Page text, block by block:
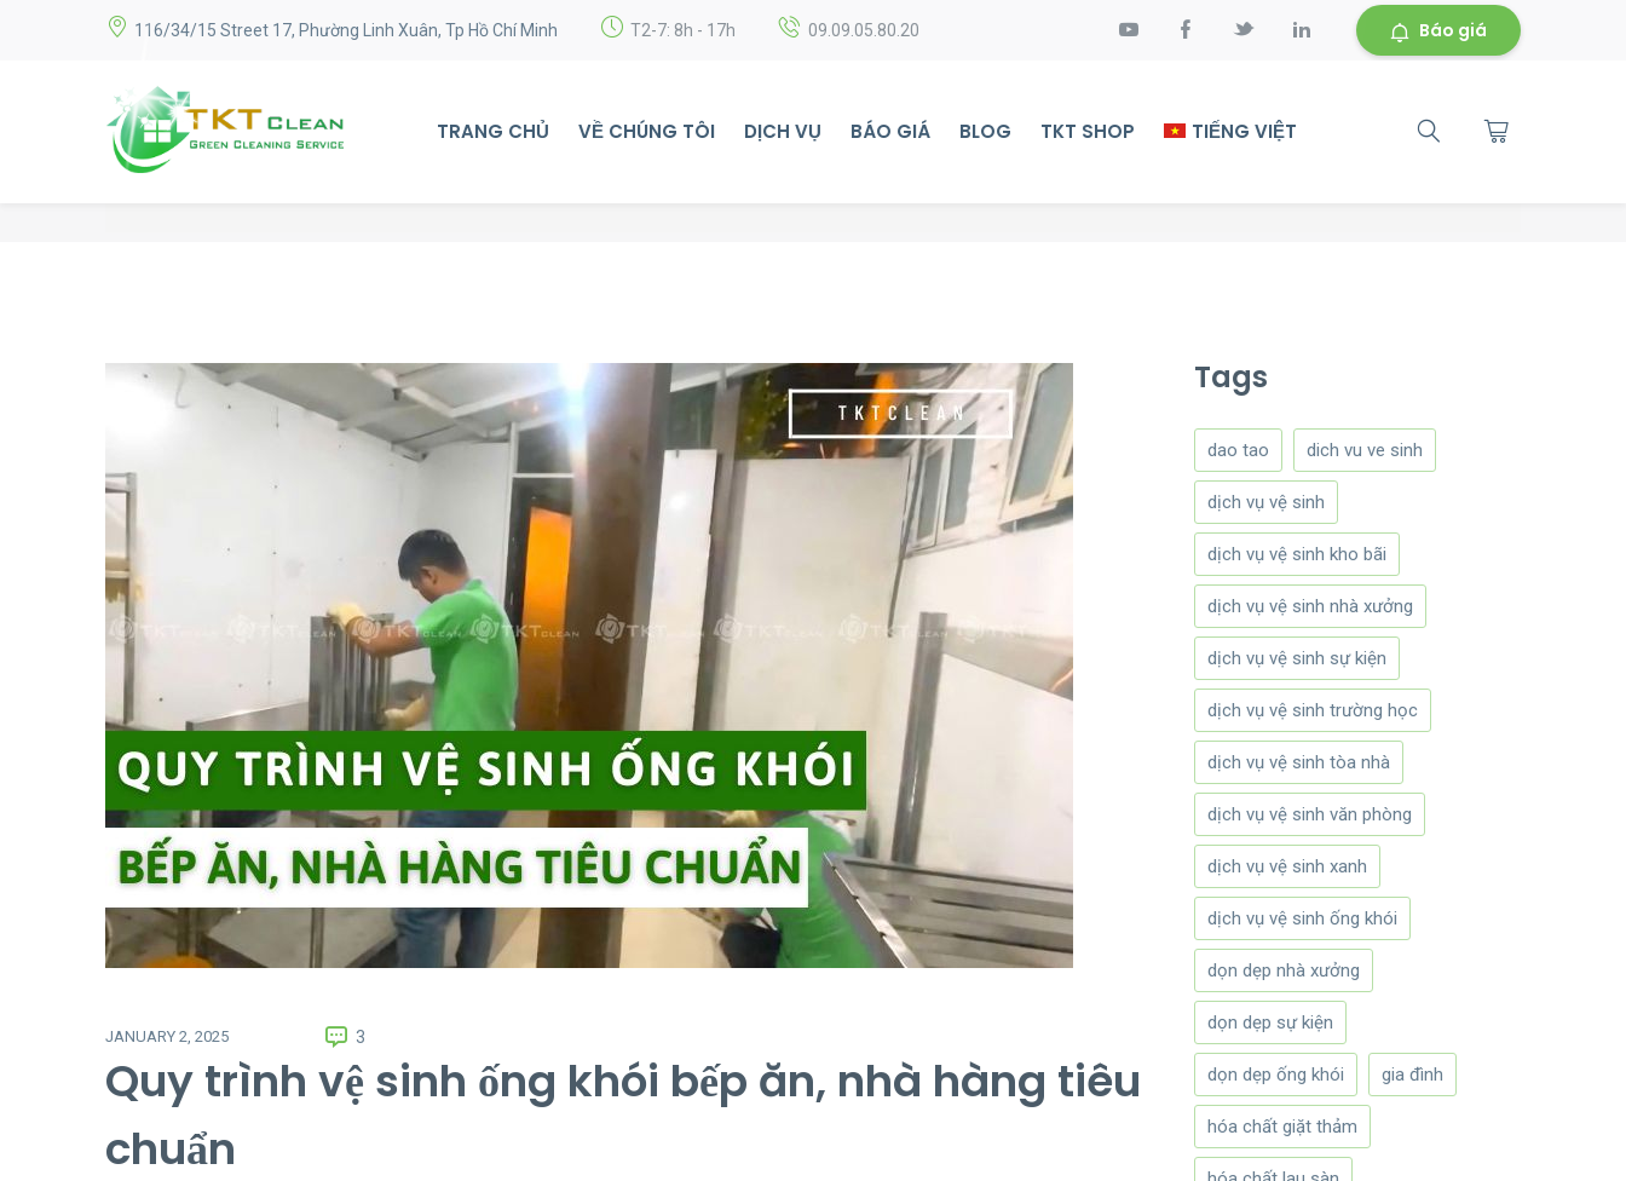
116/34/15 Street 17, Phường Linh Xuân, Tp Hồ Chí Minh T2-7: 8h - 17h 09.09.05.80.20 Báo giá
TRANG CHỦ VỀ CHÚNG TÔI DỊCH VỤ BÁO GIÁ BLOG TKT SHOP TIẾNG VIỆT
JANUARY 2, 2025 3
Quy trình vệ sinh ống khói bếp ăn, nhà hàng tiêu
chuẩn
Tags
dao tao dich vu ve sinh
dịch vụ vệ sinh
dịch vụ vệ sinh kho bãi
dịch vụ vệ sinh nhà xưởng
dịch vụ vệ sinh sự kiện
dịch vụ vệ sinh trường học
dịch vụ vệ sinh tòa nhà
dịch vụ vệ sinh văn phòng
dịch vụ vệ sinh xanh
dịch vụ vệ sinh ống khói
dọn dẹp nhà xưởng
dọn dẹp sự kiện
dọn dẹp ống khói gia đình
hóa chất giặt thảm